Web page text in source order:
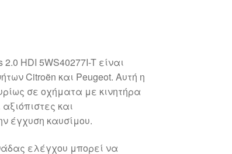
HDI 5WS40277I-T είναι
Citroën και Peugeot. Αυτή η
σε οχήματα με κινητήρα
και
έγχυση καυσίμου.
ελέγχου μπορεί να